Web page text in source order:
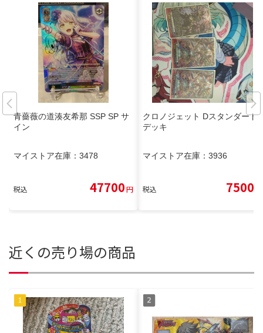
青薔薇の道湊友希那 SSP SP サ
イン
マイストア在庫： 3478
税込 47700円
クロノジェット Dスタンダード
デッキ
マイストア在庫： 3936
税込 7500
近くの売り場の商品